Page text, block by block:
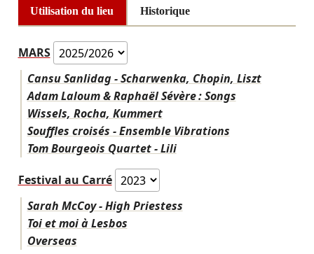
Utilisation du lieu Historique
MARS
Cansu Sanlidag - Scharwenka, Chopin, Liszt
Adam Laloum & Raphaël Sévère : Songs
Wissels, Rocha, Kummert
Souffles croisés - Ensemble Vibrations
Tom Bourgeois Quartet - Lili
Festival au Carré
Sarah McCoy - High Priestess
Toi et moi à Lesbos
Overseas